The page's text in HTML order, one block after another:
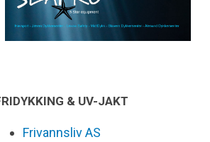
& UV-JAKT
Frivannsliv AS